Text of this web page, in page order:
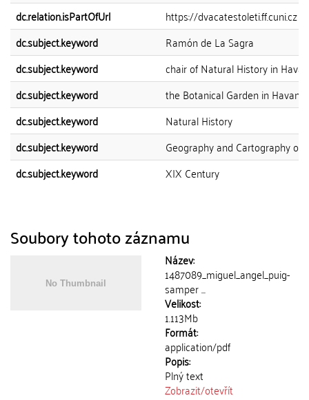
dc.relation.isPartOfUrl
https://dvacatestoleti.ff.cuni.cz
dc.subject.keyword
Ramón de La Sagra
dc.subject.keyword
chair of Natural History in
dc.subject.keyword
the Botanical Garden in Havana
dc.subject.keyword
Natural History
dc.subject.keyword
Geography and Cartography of
dc.subject.keyword
XIX Century
Soubory tohoto záznamu
Název:
1487089_miguel_angel_puig-
samper ...
Velikost:
1.113Mb
Formát:
application/pdf
Popis:
Plný text
Zobrazit/otevřít